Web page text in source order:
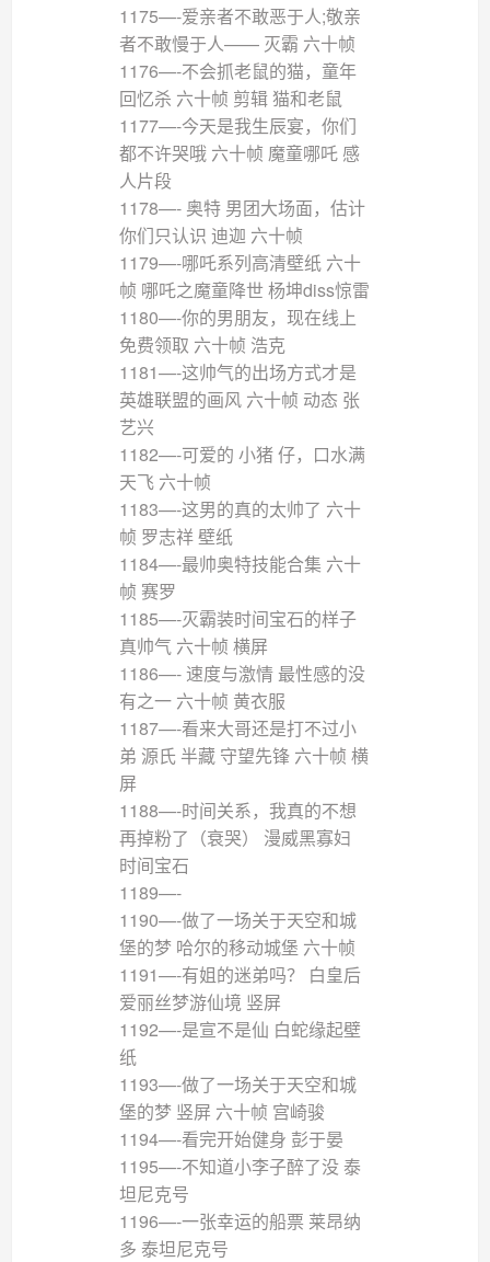
1175—-爱亲者不敢恶于人;敬亲
者不敢慢于人—— 灭霸 六十帧
1176—-不会抓老鼠的猫，童年
回忆杀 六十帧 剪辑 猫和老鼠
1177—-今天是我生辰宴，你们
都不许哭哦 六十帧 魔童哪吒 感
人片段
1178—- 奥特 男团大场面，估计
你们只认识 迪迦 六十帧
1179—-哪吒系列高清壁纸 六十
帧 哪吒之魔童降世 杨坤diss惊雷
1180—-你的男朋友，现在线上
免费领取 六十帧 浩克
1181—-这帅气的出场方式才是
英雄联盟的画风 六十帧 动态 张
艺兴
1182—-可爱的 小猪 仔，口水满
天飞 六十帧
1183—-这男的真的太帅了 六十
帧 罗志祥 壁纸
1184—-最帅奥特技能合集 六十
帧 赛罗
1185—-灭霸装时间宝石的样子
真帅气 六十帧 横屏
1186—- 速度与激情 最性感的没
有之一 六十帧 黄衣服
1187—-看来大哥还是打不过小
弟 源氏 半藏 守望先锋 六十帧 横
屏
1188—-时间关系，我真的不想
再掉粉了（衰哭） 漫威黑寡妇
时间宝石
1189—-
1190—-做了一场关于天空和城
堡的梦 哈尔的移动城堡 六十帧
1191—-有姐的迷弟吗？ 白皇后
爱丽丝梦游仙境 竖屏
1192—-是宣不是仙 白蛇缘起壁
纸
1193—-做了一场关于天空和城
堡的梦 竖屏 六十帧 宫崎骏
1194—-看完开始健身 彭于晏
1195—-不知道小李子醉了没 泰
坦尼克号
1196—-一张幸运的船票 莱昂纳
多 泰坦尼克号